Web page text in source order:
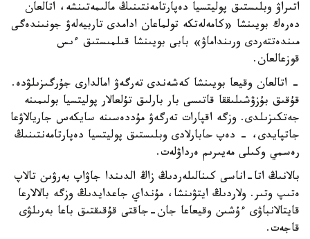
اتىراۋ وبلىستىق پوليتسيا دەپارتامەنتىنىڭ مالىمەتىنشە، اتالعان
دەرەك بويىنشا «كامەلەتكە تولماعان ادامدى تاربيەلەۋ جونىندەگى
مىندەتتەردى ورىنداماۋ» بابى بويىنشا قىلمىستىق ءىس
قوزعالعان.
- اتالعان وقيعا بويىنشا كەشەندى تەرگەۋ امالدارى جۇرگىزىلۋدە.
قۇقىق بۇزۋشىلىققا قاتىسى بار بارلىق تۇلعالار پوليتسيا بولىمىنە
جەتكىزىلدى. وزگە اقپارات تەرگەۋ مۇددەسىنە سايكەس جاريالاۋعا
جاتپايدى، - دەپ حابارلادى وبلىستىق پوليتسيا دەپارتامەنتىنىڭ
رەسمي وكىلى مەيىرىم ەرداۋلەت.
بالانىڭ اتا-اناسى كىنالىلەردىڭ زاڭ الدىندا جاۋاپ بەرۋىن تالاپ
ەتىپ وتىر. ولاردىڭ ايتۋىنشا، مۇنداي جاعدايدىڭ وزگە بالالارعا
قايتالانباۋى ءۇشىن وقيعاعا جان-جاقتى قۇقىقتىق باعا بەرىلۋى
قاجەت.